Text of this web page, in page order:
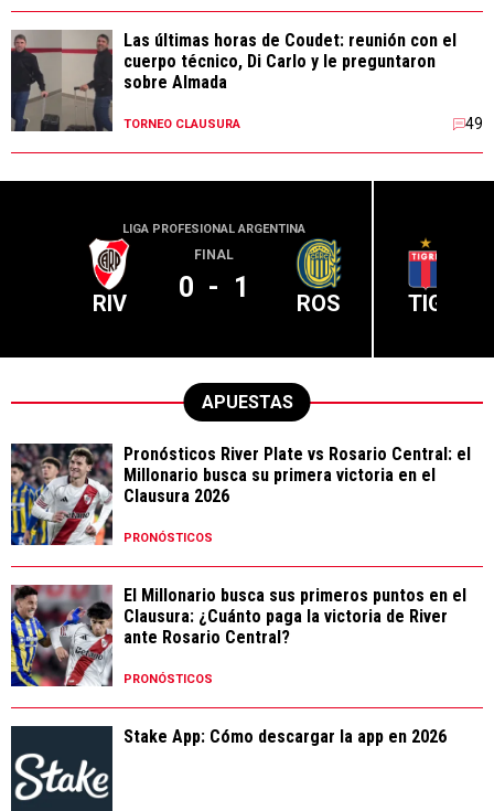
Las últimas horas de Coudet: reunión con el
cuerpo técnico, Di Carlo y le preguntaron
sobre Almada
TORNEO CLAUSURA 49
LIGA PROFESIONAL ARGENTINA
RIV
FINAL
0 - 1 ROS TIG
APUESTAS
Pronósticos River Plate vs Rosario Central: el
Millonario busca su primera victoria en el
Clausura 2026
PRONÓSTICOS
El Millonario busca sus primeros puntos en el
Clausura: ¿Cuánto paga la victoria de River
ante Rosario Central?
PRONÓSTICOS
Stake App: Cómo descargar la app en 2026